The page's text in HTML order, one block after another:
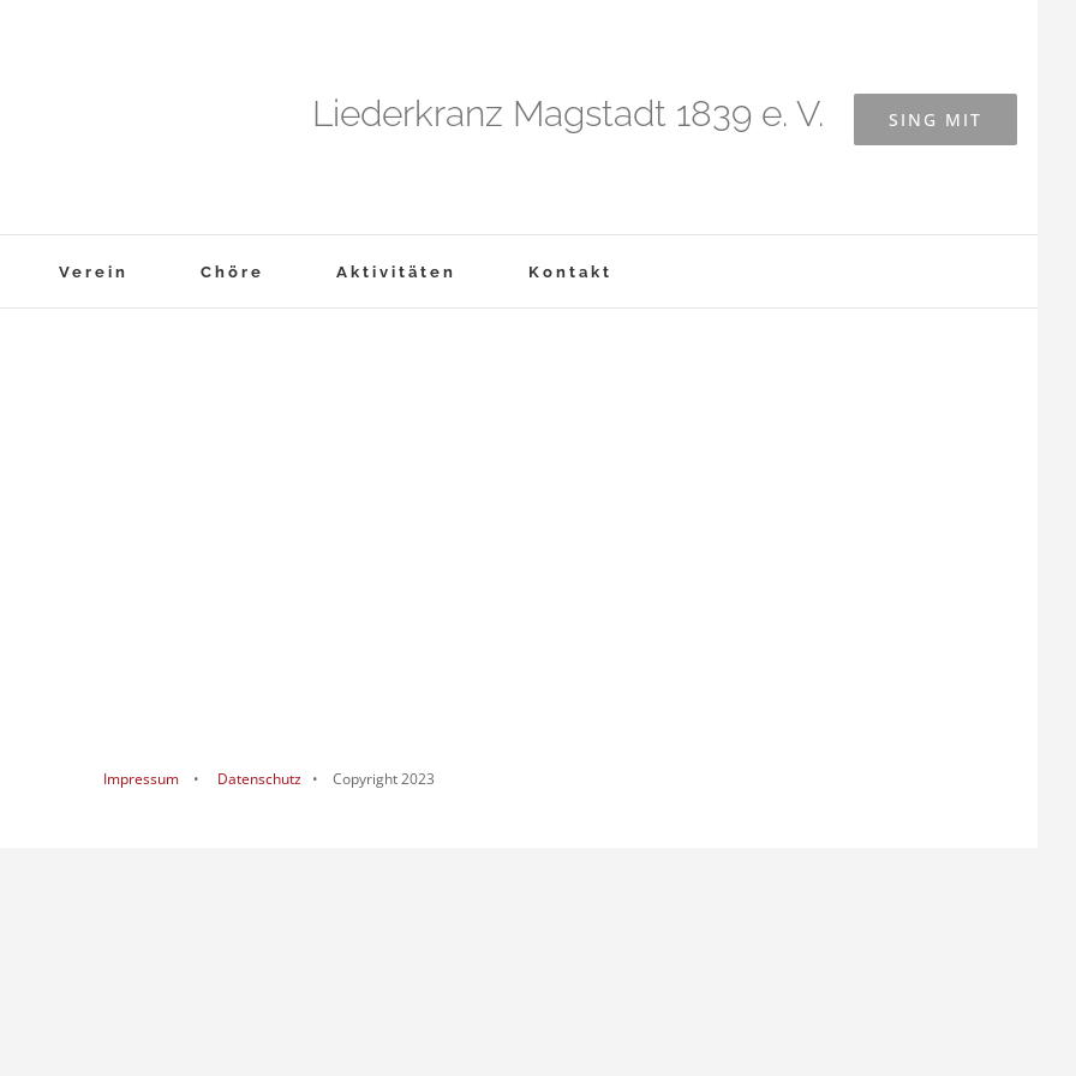
Liederkranz Magstadt 1839 e. V. SING MIT
Verein Chöre Aktivitäten Kontakt
Impressum • Datenschutz • Copyright 2023